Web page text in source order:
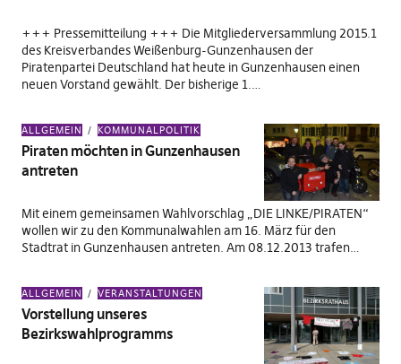
+++ Pressemitteilung +++ Die Mitgliederversammlung 2015.1
des Kreisverbandes Weißenburg-Gunzenhausen der
Piratenpartei Deutschland hat heute in Gunzenhausen einen
neuen Vorstand gewählt. Der bisherige 1.…
ALLGEMEIN KOMMUNALPOLITIK
Piraten möchten in Gunzenhausen
antreten
Mit einem gemeinsamen Wahlvorschlag „DIE LINKE/PIRATEN“
wollen wir zu den Kommunalwahlen am 16. März für den
Stadtrat in Gunzenhausen antreten. Am 08.12.2013 trafen…
ALLGEMEIN VERANSTALTUNGEN
Vorstellung unseres
Bezirkswahlprogramms